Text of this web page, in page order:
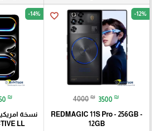
favorite_border -12%
4000 ₪ 3500 ₪
REDMAGIC 11S Pro - 256GB -
12GB
-14%
₪
LL